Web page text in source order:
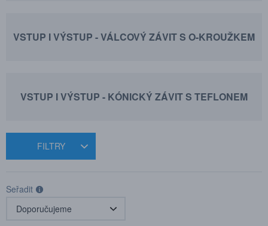
VSTUP I VÝSTUP - VÁLCOVÝ ZÁVIT S O-KROUŽKEM
VSTUP I VÝSTUP - KÓNICKÝ ZÁVIT S TEFLONEM
FILTRY
Seřadit